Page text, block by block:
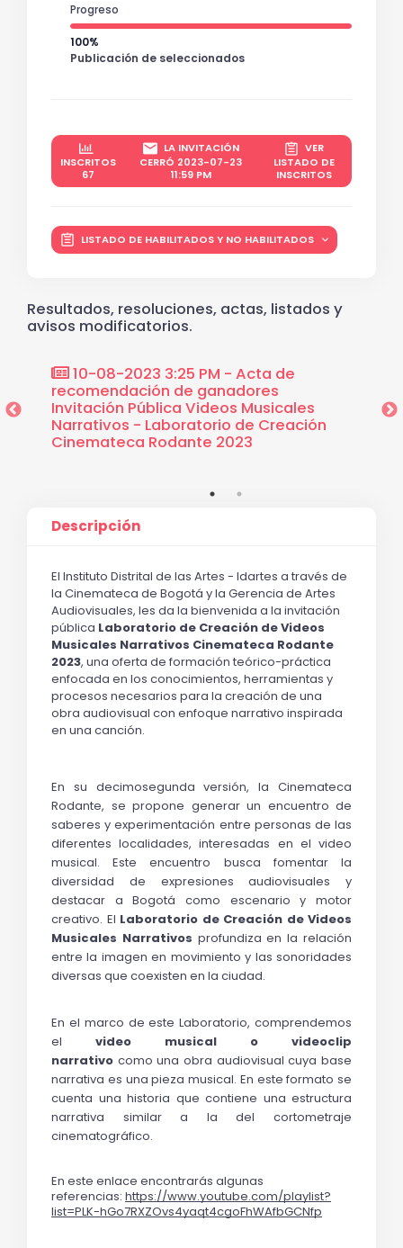
Progreso
100%
Publicación de seleccionados
INSCRITOS
67
LA INVITACIÓN
CERRÓ 2023-07-23
11:59 PM
VER
LISTADO DE
INSCRITOS
LISTADO DE HABILITADOS Y NO HABILITADOS
Resultados, resoluciones, actas, listados y
avisos modificatorios.
10-08-2023 3:25 PM - Acta de
recomendación de ganadores
Invitación Pública Videos Musicales
Narrativos - Laboratorio de Creación
Cinemateca Rodante 2023
Descripción
El Instituto Distrital de las Artes - Idartes a través de
la Cinemateca de Bogotá y la Gerencia de Artes
Audiovisuales, les da la bienvenida a la invitación
pública Laboratorio de Creación de Videos
Musicales Narrativos Cinemateca Rodante
2023, una oferta de formación teórico-práctica
enfocada en los conocimientos, herramientas y
procesos necesarios para la creación de una
obra audiovisual con enfoque narrativo inspirada
en una canción.
En su decimosegunda versión, la Cinemateca
Rodante, se propone generar un encuentro de
saberes y experimentación entre personas de las
diferentes localidades, interesadas en el video
musical. Este encuentro busca fomentar la
diversidad de expresiones audiovisuales y
destacar a Bogotá como escenario y motor
creativo. El Laboratorio de Creación de Videos
Musicales Narrativos profundiza en la relación
entre la imagen en movimiento y las sonoridades
diversas que coexisten en la ciudad.
En el marco de este Laboratorio, comprendemos
el video musical o videoclip
narrativo como una obra audiovisual cuya base
narrativa es una pieza musical. En este formato se
cuenta una historia que contiene una estructura
narrativa similar a la del cortometraje
cinematográfico.
En este enlace encontrarás algunas
referencias: https://www.youtube.com/playlist?
list=PLK-hGo7RXZOvs4yaqt4cgoFhWAfbGCNfp